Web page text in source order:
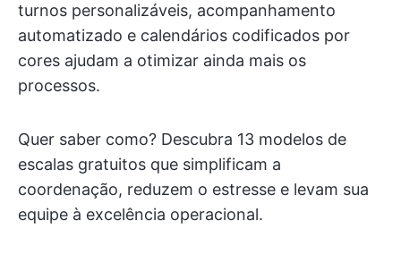
turnos personalizáveis, acompanhamento
automatizado e calendários codificados por
cores ajudam a otimizar ainda mais os
processos.
Quer saber como? Descubra 13 modelos de
escalas gratuitos que simplificam a
coordenação, reduzem o estresse e levam sua
equipe à excelência operacional.